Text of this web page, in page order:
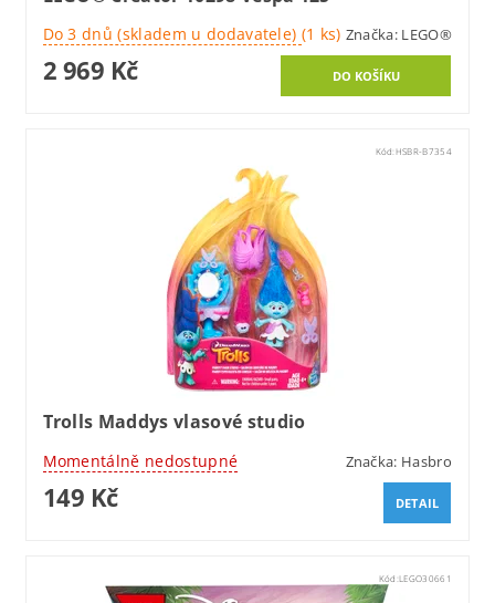
Do 3 dnů (skladem u dodavatele) (1 ks) Značka: LEGO®
2 969 Kč
Kód:HSBR-B7354
Trolls Maddys vlasové studio
Momentálně nedostupné Značka: Hasbro
149 Kč DETAIL
Kód:LEGO30661